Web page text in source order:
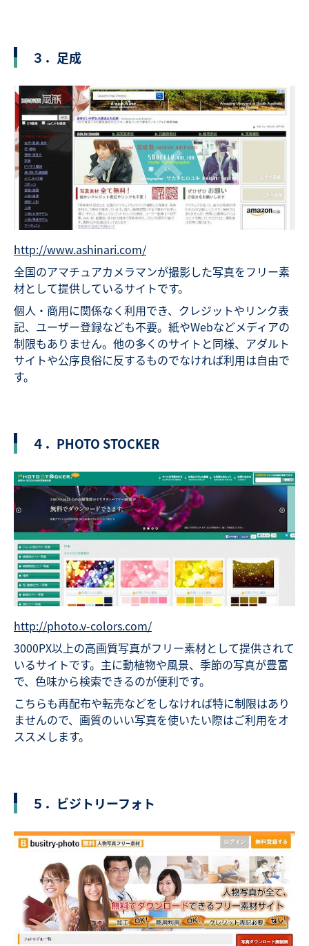
３．足成
http://www.ashinari.com/
全国のアマチュアカメラマンが撮影した写真をフリー素
材として提供しているサイトです。
個人・商用に関係なく利用でき、クレジットやリンク表
記、ユーザー登録なども不要。紙やWebなどメディアの
制限もありません。他の多くのサイトと同様、アダルト
サイトや公序良俗に反するものでなければ利用は自由で
す。
４．PHOTO STOCKER
http://photo.v-colors.com/
3000PX以上の高画質写真がフリー素材として提供されて
いるサイトです。主に動植物や風景、季節の写真が豊富
で、色味から検索できるのが便利です。
こちらも再配布や転売などをしなければ特に制限はあり
ませんので、画質のいい写真を使いたい際はご利用をオ
ススメします。
５．ビジトリーフォト